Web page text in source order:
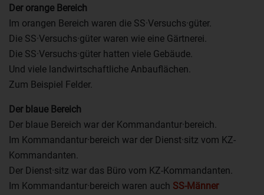
Der orange Bereich
Im orangen Bereich waren die SS·Versuchs·güter.
Die SS·Versuchs·güter waren wie eine Gärtnerei.
Die SS·Versuchs·güter hatten viele Gebäude.
Und viele landwirtschaftliche Anbauflächen.
Zum Beispiel Felder.
Der blaue Bereich
Der blaue Bereich war der Kommandantur·bereich.
Im Kommandantur·bereich war der Dienst·sitz vom KZ-
Kommandanten.
Der Dienst·sitz war das Büro vom KZ-Kommandanten.
Im Kommandantur·bereich waren auch SS-Männer